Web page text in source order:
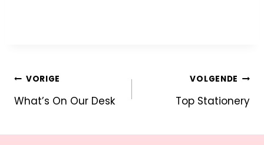
VORIGE
What’s On Our Desk
VOLGENDE
Top Stationery